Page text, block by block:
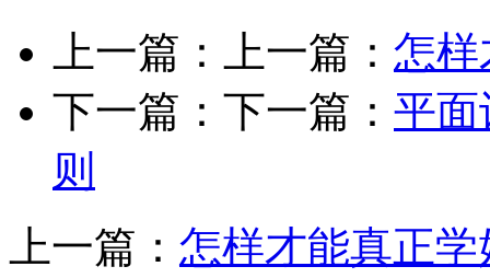
上一篇：上一篇： 怎样
下一篇：下一篇： 平面
则
上一篇： 怎样才能真正学